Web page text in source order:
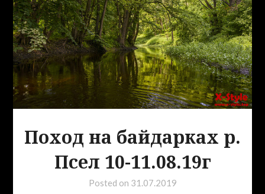
Поход на байдарках р.
Псел 10-11.08.19г
Posted on 31.07.2019